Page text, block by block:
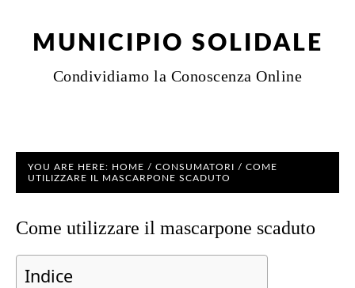
MUNICIPIO SOLIDALE
Condividiamo la Conoscenza Online
YOU ARE HERE: HOME / CONSUMATORI / COME
UTILIZZARE IL MASCARPONE SCADUTO
Come utilizzare il mascarpone scaduto
Indice